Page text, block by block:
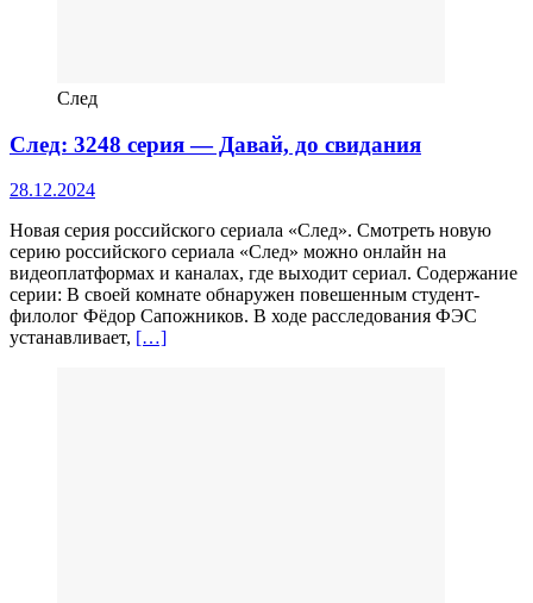
След
След: 3248 серия — Давай, до свидания
28.12.2024
Новая серия российского сериала «След». Смотреть новую
серию российского сериала «След» можно онлайн на
видеоплатформах и каналах, где выходит сериал. Содержание
серии: В своей комнате обнаружен повешенным студент-
филолог Фёдор Сапожников. В ходе расследования ФЭС
устанавливает, […]